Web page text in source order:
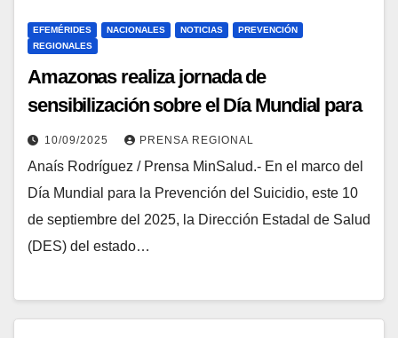
EFEMÉRIDES NACIONALES NOTICIAS
PREVENCIÓN
REGIONALES
Amazonas realiza jornada de
sensibilización sobre el Día Mundial para
la Prevención del Suicidio
10/09/2025 PRENSA REGIONAL
Anaís Rodríguez / Prensa MinSalud.- En el marco del
Día Mundial para la Prevención del Suicidio, este 10
de septiembre del 2025, la Dirección Estadal de Salud
(DES) del estado…